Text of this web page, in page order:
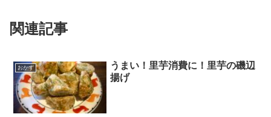
関連記事
おかず
うまい！里芋消費に！里芋の磯辺
揚げ